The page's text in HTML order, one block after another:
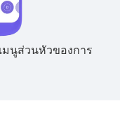
มนูส่วนหัวของการ